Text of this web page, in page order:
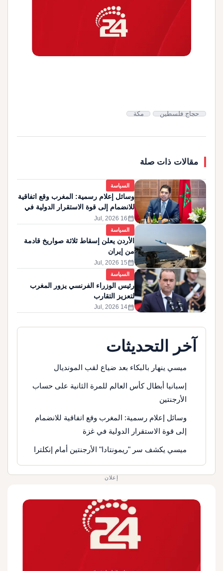
حجاج فلسطين مكة
مقالات ذات صلة
السياسة
وسائل إعلام رسمية: المغرب وقع اتفاقية
للانضمام إلى قوة الاستقرار الدولية في
غزة
calendar_month
16 Jul, 2026
السياسة
الأردن يعلن إسقاط ثلاثة صواريخ قادمة
من إيران
calendar_month
15 Jul, 2026
السياسة
رئيس الوزراء الفرنسي يزور المغرب
لتعزيز التقارب
calendar_month
14 Jul, 2026
آخر التحديثات
ميسي ينهار بالبكاء بعد ضياع لقب المونديال
إسبانيا أبطال كأس العالم للمرة الثانية على حساب
الأرجنتين
وسائل إعلام رسمية: المغرب وقع اتفاقية للانضمام
إلى قوة الاستقرار الدولية في غزة
ميسي يكشف سر "ريمونتادا" الأرجنتين أمام إنكلترا
إعلان